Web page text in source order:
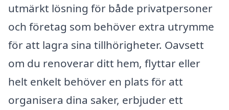
utmärkt lösning för både privatpersoner
och företag som behöver extra utrymme
för att lagra sina tillhörigheter. Oavsett
om du renoverar ditt hem, flyttar eller
helt enkelt behöver en plats för att
organisera dina saker, erbjuder ett